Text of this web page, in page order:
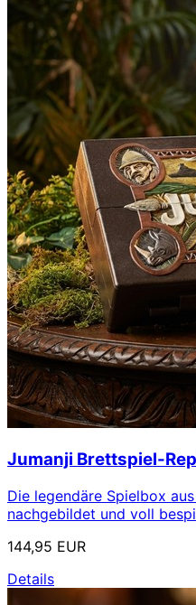
Jumanji Brettspiel-
Die legendäre Spielbox
nachgebildet und voll
144,95 EUR
Details